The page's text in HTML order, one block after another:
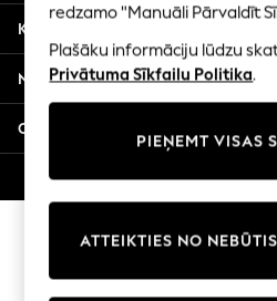
Shirts
Polo Shirts
Sweatshirts & Jumpers
Multipacks
All Boys Sport &
Swimwear
Tops
Konfidencialitāte un juridiskā
Nodaļas
Citi pakalpojumi
© 2026 Next Germany GmbH.
redzamo "Manuāli Pārvaldīt
Plašāku informāciju lūdzu
Privātuma Sīkfailu Politika.
PIEŅEMT VISAS
ATTEIKTIES NO